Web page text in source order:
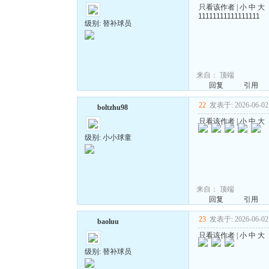
级别: 替补球员
只看该作者| 小 中 大
11111111111111111
来自： 顶端
回复
引用
boltzhu98
级别: 小小球童
22 发表于: 2026-06-
只看该作者|小 中 大
来自： 顶端
回复
引用
baoluu
级别: 替补球员
23 发表于: 2026-06-
只看该作者| 小 中 大